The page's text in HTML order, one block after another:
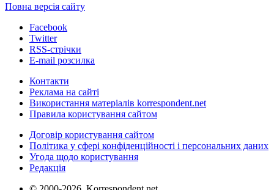
Повна версія сайту
Facebook
Twitter
RSS-стрічки
E-mail розсилка
Контакти
Реклама на сайті
Використання матеріалів korrespondent.net
Правила користування сайтом
Договір користування сайтом
Політика у сфері конфіденційності і персональних даних
Угода щодо користування
Редакція